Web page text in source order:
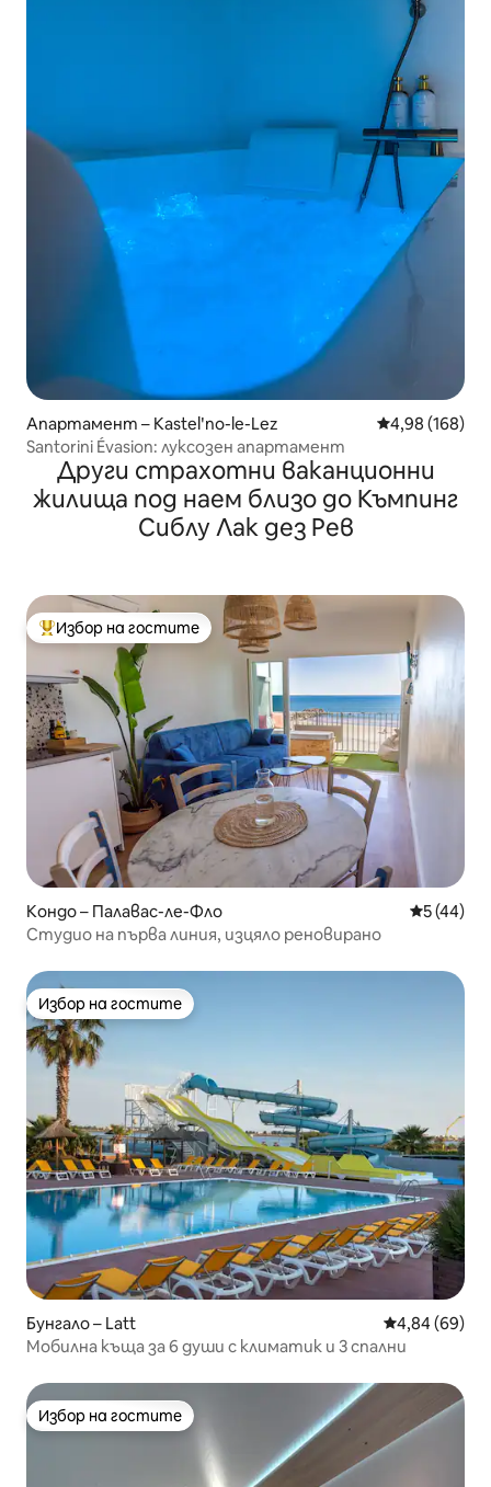
Апартамент – Kastelʹno-le-Lez Средна
4,98 (168)
Santorini Évasion: луксозен апартамент
Други страхотни ваканционни
жилища под наем близо до Къмпинг
Сиблу Лак дез Рев
Най-популярен избор на гостите
Избор на гостите
Кондо – Палавас-ле-Фло Средна
5 (44)
Студио на първа линия, изцяло реновирано
Избор на гостите
Избор на гостите
Бунгало – Latt Средна
4,84 (69)
Мобилна къща за 6 души с климатик и 3 спални
Избор на гостите
Избор на гостите